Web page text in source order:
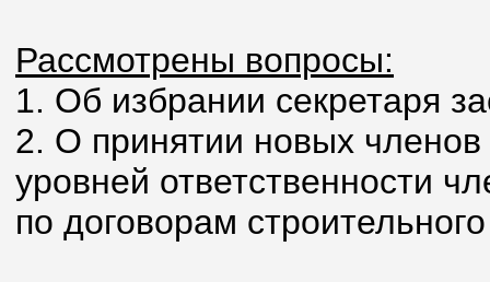
Рассмотрены вопросы:
1. Об избрании секретаря
2. О принятии новых
уровней ответственности
по договорам